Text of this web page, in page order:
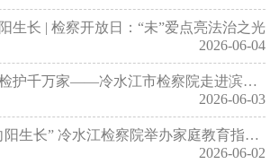
生长 | 检察开放日：“未”爱点亮法治之光
2026-06-04
法典润民心 检护千万家——冷水江市检察院走进滨江公园开展民事检察宣传活动
2026-06-03
“检爱同行 向阳生长” 冷水江检察院举办家庭教育指导讲座
2026-06-02